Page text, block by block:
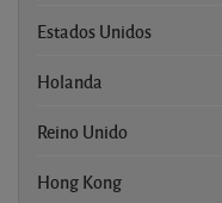
Estados Unidos
Holanda
Reino Unido
Hong Kong